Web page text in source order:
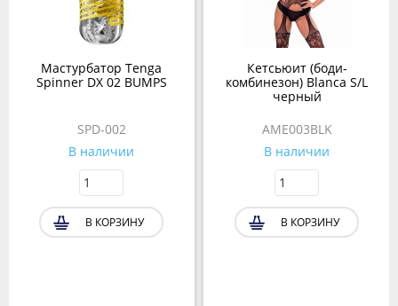
Мастурбатор Tenga
Spinner DX 02 BUMPS
SPD-002
В наличии
В КОРЗИНУ
Кетсьюит (боди-
комбинезон) Blanca S/L
черный
AME003BLK
В наличии
В КОРЗИНУ